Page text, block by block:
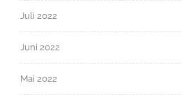
Juli 2022
Juni 2022
Mai 2022